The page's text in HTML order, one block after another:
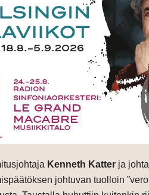
Kenneth Katter ja
johtuvan tuolloin